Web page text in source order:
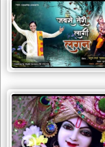
रानी
सती
दादी
भजन
rani
dadi
bhajans
बावा
लाल